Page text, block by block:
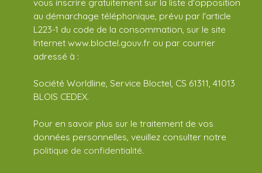
vous inscrire gratuitement sur la liste d'opposition
au démarchage téléphonique, prévu par l'article
L223-1 du code de la consommation, sur le site
Internet www.bloctel.gouv.fr ou par courrier
adressé à :
Société Worldline, Service Bloctel, CS 61311, 41013
BLOIS CEDEX.
Pour en savoir plus sur le traitement de vos
données personnelles, veuillez consulter notre
politique de confidentialité.